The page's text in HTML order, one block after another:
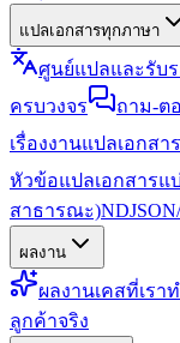
แปลเอกสารทุกภาษา
ศูนย์แปลและรับร
ครบวงจร
ถาม-ต
เรื่องงานแปลเอกสาร
หัวข้อแปลเอกสารแ
สาธารณะ)
ผลงาน
ผลงานเคสที่เรา
ลูกค้าจริง